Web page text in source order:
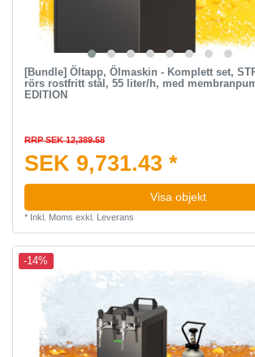
[Bundle] Öltapp, Ölmaskin - Komplett set,
rörs rostfritt stål, 55 liter/h, med
EDITION
RRP SEK 12,389.58
SEK 9,731.43 *
Visa objekt
* Inkl. Moms exkl. Leverans
-14%